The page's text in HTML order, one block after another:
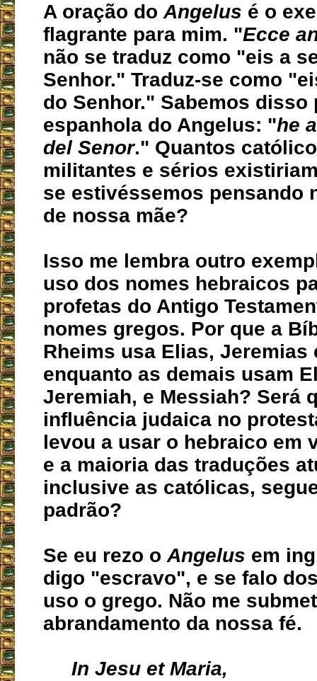
A oração do Angelus é o
flagrante para mim. "Ecce
não se traduz como "eis a
Senhor." Traduz-se como
do Senhor." Sabemos disso
espanhola do Angelus: "he
del Senor." Quantos
militantes e sérios
se estivéssemos pensando
de nossa mãe?
Isso me lembra outro
uso dos nomes hebraicos
profetas do Antigo
nomes gregos. Por que a
Rheims usa Elias, Jeremias
enquanto as demais usam
Jeremiah, e Messiah? Será
influência judaica no
levou a usar o hebraico em
e a maioria das traduções
inclusive as católicas,
padrão?
Se eu rezo o Angelus em
digo "escravo", e se falo
uso o grego. Não me
abrandamento da nossa fé.
In Jesu et Maria,